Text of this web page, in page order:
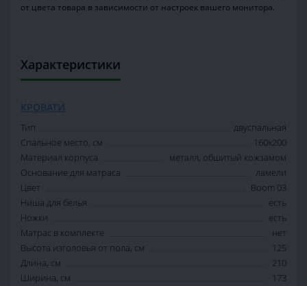
от цвета товара в зависимости от настроек вашего монитора.
Характеристики
КРОВАТИ
Тип
двуспальная
Спальное место, см
160х200
Материал корпуса
металл, обшитый кожзамом
Основание для матраса
ламели
Цвет
Boom 03
Ниша для белья
есть
Ножки
есть
Матрас в комплекте
нет
Высота изголовья от пола, см
125
Длина, см
210
Ширина, см
173